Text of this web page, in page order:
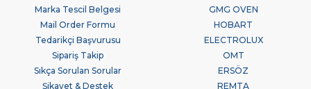
Marka Tescil Belgesi
Mail Order Formu
Tedarikçi Başvurusu
Sipariş Takip
Sıkça Sorulan Sorular
Şikayet & Destek
GMG OVEN
HOBART
ELECTROLUX
OMT
ERSÖZ
REMTA